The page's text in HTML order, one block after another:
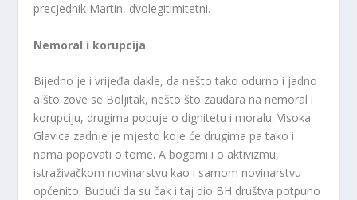
precjednik Martin, dvolegitimitetni.
Nemoral i korupcija
Bijedno je i vrijeđa dakle, da nešto tako odurno i jadno
a što zove se Boljitak, nešto što zaudara na nemoral i
korupciju, drugima popuje o dignitetu i moralu. Visoka
Glavica zadnje je mjesto koje će drugima pa tako i
nama popovati o tome. A bogami i o aktivizmu,
istraživačkom novinarstvu kao i samom novinarstvu
općenito. Budući da su čak i taj dio BH društva potpuno